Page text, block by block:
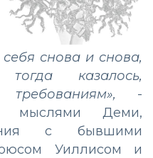
снова и снова,
казалось,
-
мыслями Деми,
с бывшими
Уиллисом и